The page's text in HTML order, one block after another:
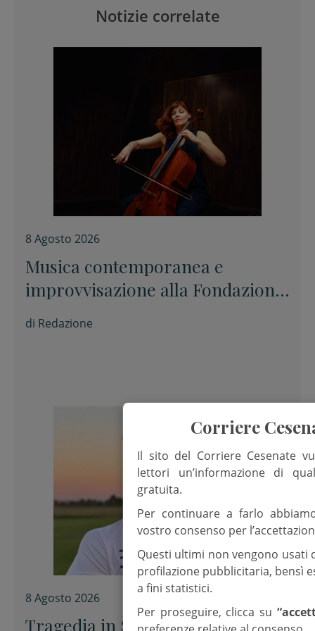
Notizie correlate
8 Agosto 2026
Musica contemporanea e
improvvisazione alla Fondazione
Tito Balestra di Longiano
di Redazione
8 Agosto 2026
Tragedia in Salento, muore in
Corriere
Il sito del Corriere Cesenate
lettori un’informazione di
gratuita.
Per continuare a farlo
vostro consenso per
Questi ultimi non vengono usati
profilazione pubblicitaria, bensì
a fini statistici.
Per proseguire, clicca su